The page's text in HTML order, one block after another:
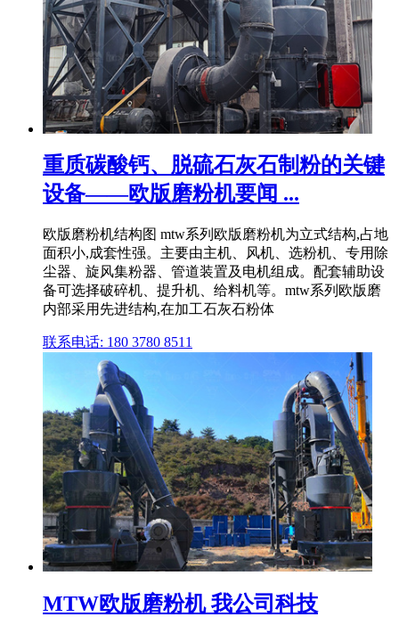
重质碳酸钙、脱硫石灰石制粉的关键
设备——欧版磨粉机要闻 ...
欧版磨粉机结构图 mtw系列欧版磨粉机为立式结构,占地
面积小,成套性强。主要由主机、风机、选粉机、专用除
尘器、旋风集粉器、管道装置及电机组成。配套辅助设
备可选择破碎机、提升机、给料机等。mtw系列欧版磨
内部采用先进结构,在加工石灰石粉体
联系电话: 180 3780 8511
MTW欧版磨粉机 我公司科技